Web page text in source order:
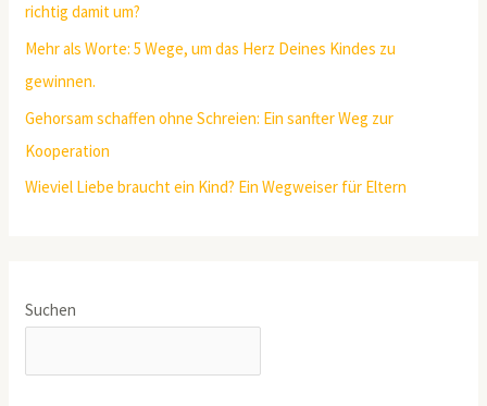
richtig damit um?
Mehr als Worte: 5 Wege, um das Herz Deines Kindes zu
gewinnen.
Gehorsam schaffen ohne Schreien: Ein sanfter Weg zur
Kooperation
Wieviel Liebe braucht ein Kind? Ein Wegweiser für Eltern
Suchen